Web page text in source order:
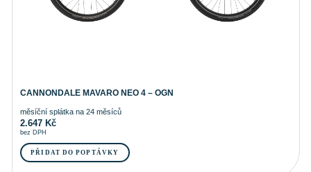
CANNONDALE MAVARO NEO 4 – OGN
měsíční splátka na 24 měsíců
2.647 Kč
bez DPH
PŘIDAT DO POPTÁVKY